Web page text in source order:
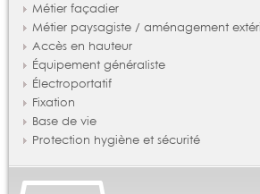
Métier façadier
Métier paysagiste / aménagement
Accès en hauteur
Équipement généraliste
Électroportatif
Fixation
Base de vie
Protection hygiène et sécurité